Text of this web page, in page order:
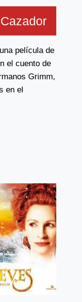
película de
el cuento de
Grimm,
en el